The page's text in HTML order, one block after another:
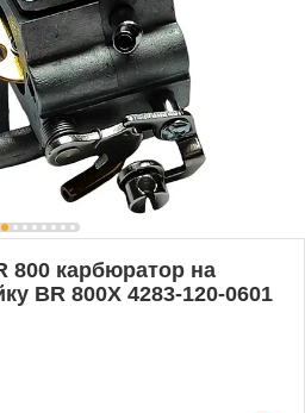
800 карбюратор на
BR 800X 4283-120-0601